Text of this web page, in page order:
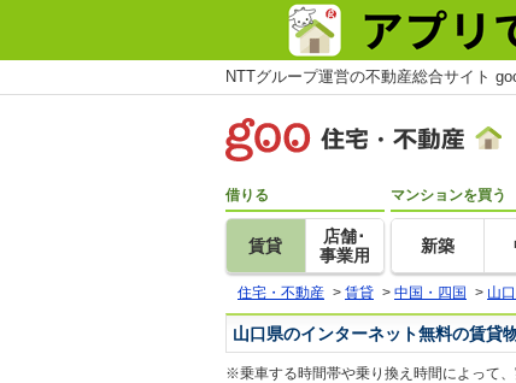
NTTグループ運営の不動産総合サイト
借りる
賃貸
店舗･
事業用
マンションを買う
新築
住宅・不動産 > 賃貸 > 中国・四国 > 山
山口県のインターネット無料の賃貸
※乗車する時間帯や乗り換え時間によって